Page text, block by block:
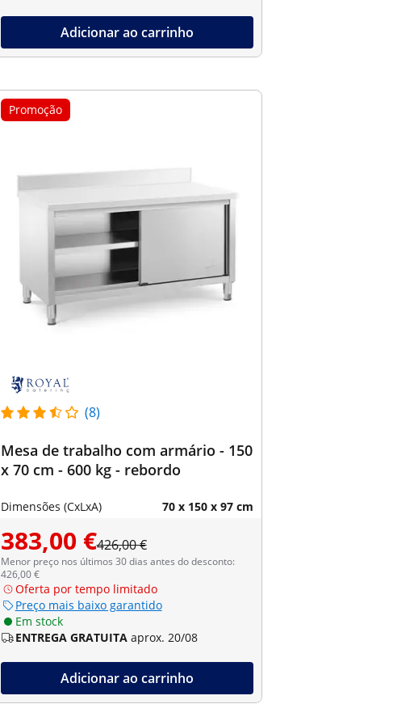
Adicionar ao carrinho
Promoção
(8)
Mesa de trabalho com armário - 150
x 70 cm - 600 kg - rebordo
Dimensões (CxLxA) 70 x 150 x 97 cm
383,00 €426,00 €
Menor preço nos últimos 30 dias antes do desconto:
426,00 €
Oferta por tempo limitado
Preço mais baixo garantido
Em stock
ENTREGA GRATUITA aprox. 20/08
Adicionar ao carrinho